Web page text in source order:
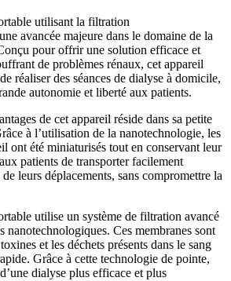
utilisant la filtration
avancée majeure dans le domaine de la
pour offrir une solution efficace et
de problèmes rénaux, cet appareil
réaliser des séances de dialyse à domicile,
autonomie et liberté aux patients.
de cet appareil réside dans sa petite
à l’utilisation de la nanotechnologie, les
ont été miniaturisés tout en conservant leur
patients de transporter facilement
leurs déplacements, sans compromettre la
utilise un système de filtration avancé
nanotechnologiques. Ces membranes sont
et les déchets présents dans le sang
Grâce à cette technologie de pointe,
dialyse plus efficace et plus